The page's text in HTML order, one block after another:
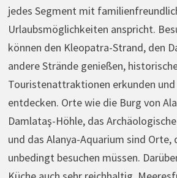
jedes Segment mit
Urlaubsmöglichkeiten anspricht.
können den Kleopatra-Strand, den
andere Strände genießen,
Touristenattraktionen erkunden
entdecken. Orte wie die Burg von
Damlataş-Höhle, das
und das Alanya-Aquarium sind Orte,
unbedingt besuchen müssen.